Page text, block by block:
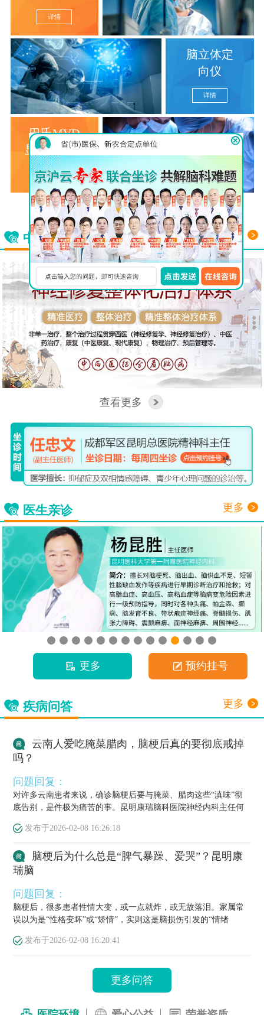
详情
脑立体定
向仪
详情
巴氏MVD
显微分离术
详情
查看更多
中西医结合看脑病 更多
查看更多
医生亲诊 更多
更多 预约挂号
疾病问答 更多
云南人爱吃腌菜腊肉，脑梗后真的要彻底戒掉
吗？
问题回复：
对许多云南患者来说，确诊脑梗后要与腌菜、腊肉这些“滇味”彻
底告别，是件极为痛苦的事。昆明康瑞脑科医院神经内科主任何
发布于2026-02-08 16:26:18
脑梗后为什么总是“脾气暴躁、爱哭”？昆明康
瑞脑
问题回复：
脑梗后，很多患者性情大变，或一点就炸，或无故落泪。家属常
误以为是“性格变坏”或“矫情”，实则这是脑损伤引发的“情绪
发布于2026-02-08 16:20:41
更多问答